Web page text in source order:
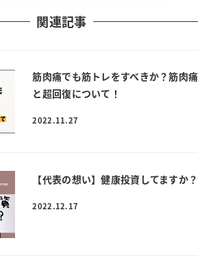
関連記事
筋肉痛でも筋トレをすべきか？筋肉痛
と超回復について！
2022.11.27
【代表の想い】健康投資してますか？
2022.12.17